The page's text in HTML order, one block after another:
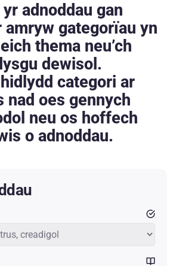
adnoddau gan
amryw gategorïau yn
thema neu’ch
dewisol.
categori ar
nad oes gennych
neu os hoffech
o adnoddau.